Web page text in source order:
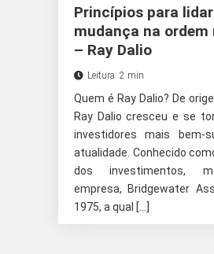
Princípios para
mudança na ordem
– Ray Dalio
Leitura: 2 min
Quem é Ray Dalio? De
Ray Dalio cresceu e se
investidores mais bem-
atualidade. Conhecido
dos investimentos,
empresa, Bridgewater
1975, a qual […]